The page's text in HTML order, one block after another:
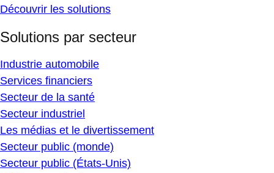
Découvrir les solutions
Solutions par secteur
Industrie automobile
Services financiers
Secteur de la santé
Secteur industriel
Les médias et le divertissement
Secteur public (monde)
Secteur public (États-Unis)